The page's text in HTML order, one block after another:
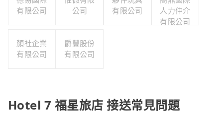
有限公司
公司
有限公司
人力仲介
有限公司
顏社企業
有限公司
爵豐股份
有限公司
Hotel 7 福星旅店 接送常見問題